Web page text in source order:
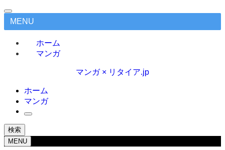
MENU
ホーム
マンガ
マンガ × リタイア.jp
ホーム
マンガ
検索
MENU